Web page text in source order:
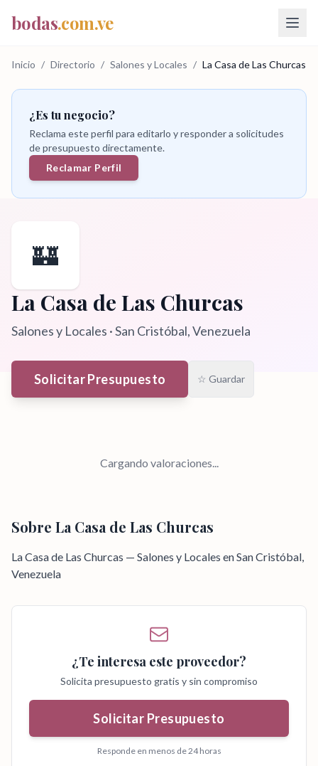
bodas.com.ve
Inicio / Directorio / Salones y Locales / La Casa de Las Churcas
¿Es tu negocio?
Reclama este perfil para editarlo y responder a solicitudes
de presupuesto directamente.
Reclamar Perfil
🏰
La Casa de Las Churcas
Salones y Locales ·San Cristóbal, Venezuela
Solicitar Presupuesto ☆ Guardar
Cargando valoraciones...
Sobre La Casa de Las Churcas
La Casa de Las Churcas — Salones y Locales en San Cristóbal,
Venezuela
¿Te interesa este proveedor?
Solicita presupuesto gratis y sin compromiso
Solicitar Presupuesto
Responde en menos de 24 horas